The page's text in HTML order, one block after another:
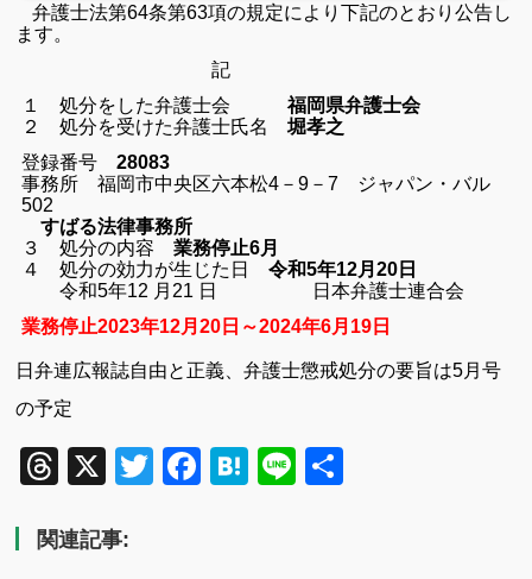
弁護士法第64条第63項の規定により下記のとおり公告し
ます。
記
１ 処分をした弁護士会福岡県弁護士会
２ 処分を受けた弁護士氏名堀孝之
登録番号 28083
事務所 福岡市中央区六本松4－9－7 ジャパン・バル
502
すばる法律事務所
３ 処分の内容業務停止6月
４ 処分の効力が生じた日
令和5年12月20日
令和5年12 月21 日 日本弁護士連合会
業務停止2023年12月20日～2024年6月19日
日弁連広報誌自由と正義、弁護士懲戒処分の要旨は5月号
の予定
Threads
X TwitterFacebook
Hatena
Line
関連記事: